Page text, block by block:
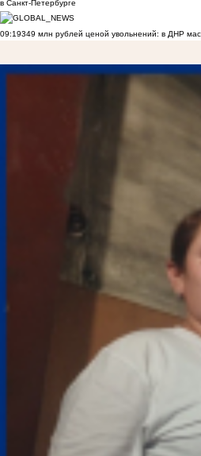
в Санкт-Петербурге
09:19349 млн рублей ценой увольнений: в ДНР